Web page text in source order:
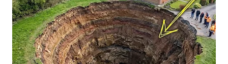
WN
SUBANG
WN
SUKABUMI